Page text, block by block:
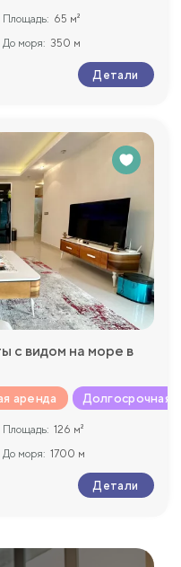
Площадь: 65 м²
До моря: 350 м
Детали
с видом на море в
аренда Долгосрочная
Площадь: 126 м²
До моря: 1700 м
Детали